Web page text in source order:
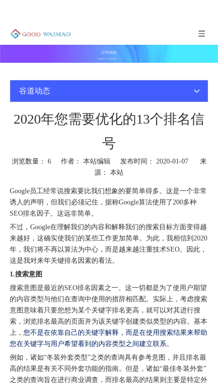
谷道新闻中心，实时咨询更新
公司动态
谷道动态
2020年您需要优化的13个排名信
号
浏览数量： 6作者： 本站编辑 发布时间： 2020-01-07 来
源： 本站
Google员工经常说搜索要比我们想象的要简单得多。这是一个非常
诱人的声明，但我们必须记住，据称Google算法使用了200多种
SEO排名因子。这远非简单。
不过，Google在理解我们的内容和解释我们的搜索目标方面变得越
来越好，这确实使我们的某些工作更加简单。为此，我相信到2020
年，我们将不再以算法为中心，而是越来越注重技术SEO。因此，
这是我对来年关键排名因素的看法。
1.搜索意图
搜索意图是最近的SEO排名因素之一。这一切都是为了使用户期望
的内容类型与他们在查询中使用的措辞相匹配。实际上，考虑搜索
意图意味着只要您想为某个关键字排名更高，就可以对其进行搜
索，浏览排名最高的页面并为该关键字创建类似类型的内容。基本
上， 您不是在依靠自己的关键字解释，而是在使用搜索结果来帮助
您在关键字与用户希望看到的内容类型之间建立联系。
例如，诸如“冬装外套类型”之类的查询具有参考意图，并且排名最
高的结果是有关不同外套功能的指南。但是，诸如“最佳冬装外套”
之类的查询旨在进行商业调查，而排名最高的结果则主要是特定外